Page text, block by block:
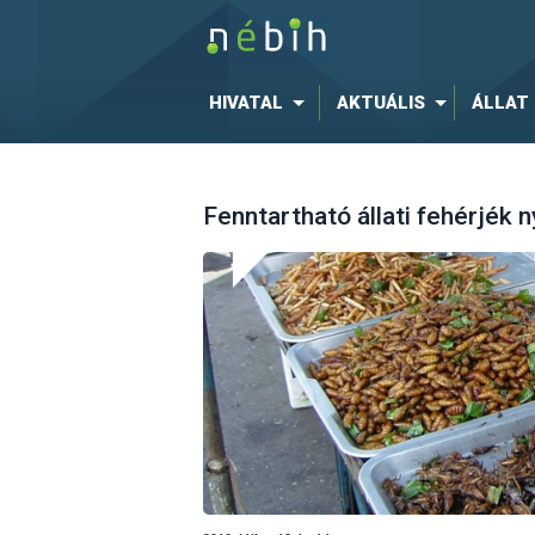
HIVATAL AKTUÁLIS ÁLLAT
Fenntartható állati fehérjék